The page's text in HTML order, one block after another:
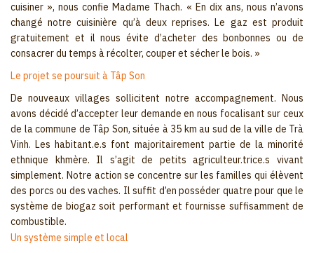
cuisiner », nous confie Madame Thach. « En dix ans, nous n’avons
changé notre cuisinière qu’à deux reprises. Le gaz est produit
gratuitement et il nous évite d’acheter des bonbonnes ou de
consacrer du temps à récolter, couper et sécher le bois. »
Le projet se poursuit à Tâp Son
De nouveaux villages sollicitent notre accompagnement. Nous
avons décidé d’accepter leur demande en nous focalisant sur ceux
de la commune de Tâp Son, située à 35 km au sud de la ville de Trà
Vinh. Les habitant.e.s font majoritairement partie de la minorité
ethnique khmère. Il s’agit de petits agriculteur.trice.s vivant
simplement. Notre action se concentre sur les familles qui élèvent
des porcs ou des vaches. Il suffit d’en posséder quatre pour que le
système de biogaz soit performant et fournisse suffisamment de
combustible.
Un système simple et local